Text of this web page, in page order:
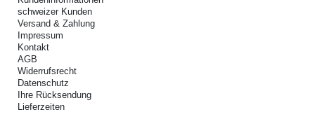
schweizer Kunden
Versand & Zahlung
Impressum
Kontakt
AGB
Widerrufsrecht
Datenschutz
Ihre Rücksendung
Lieferzeiten